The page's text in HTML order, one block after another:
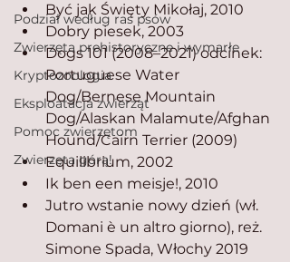
Podział według ras psów
Zwierzęta prehistoryczne i wymarłe
Kryptozoologia
Eksploatacja zwierząt
Pomoc zwierzętom
Zwierzęta górą!
Być jak Święty Mikołaj, 2010
Dobry piesek, 2003
Dogs 101 (2008–2021) odcinek:
Portuguese Water
Dog/Bernese Mountain
Dog/Alaskan Malamute/Afghan
Hound/Cairn Terrier (2009)
Equilibrium, 2002
Ik ben een meisje!, 2010
Jutro wstanie nowy dzień (wł.
Domani è un altro giorno), reż.
Simone Spada, Włochy 2019